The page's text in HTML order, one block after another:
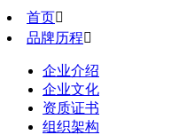
首页
品牌历程
企业介绍
企业文化
资质证书
组织架构